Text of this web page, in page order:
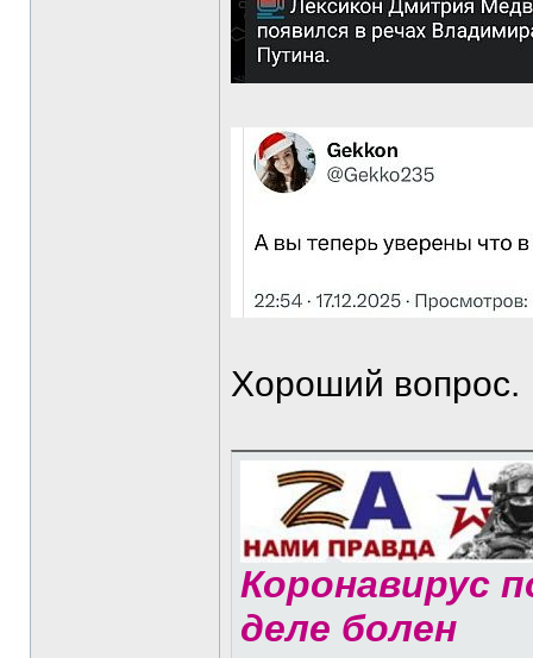
Хороший вопрос.
Коронавирус
деле болен